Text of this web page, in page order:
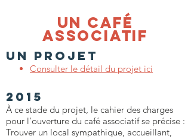
un café
associatif
un projet
Consulter le détail du projet ici
2015
À ce stade du projet, le cahier des charges
pour l’ouverture du café associatif se précise :
Trouver un local sympathique, accueillant,